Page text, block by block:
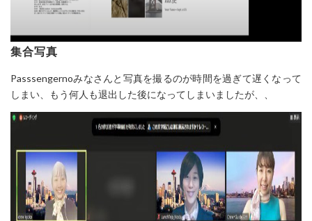
集合写真
Passsengernoみなさんと写真を撮るのが時間を過ぎて遅くなって
しまい、もう何人も退出した後になってしまいましたが、、